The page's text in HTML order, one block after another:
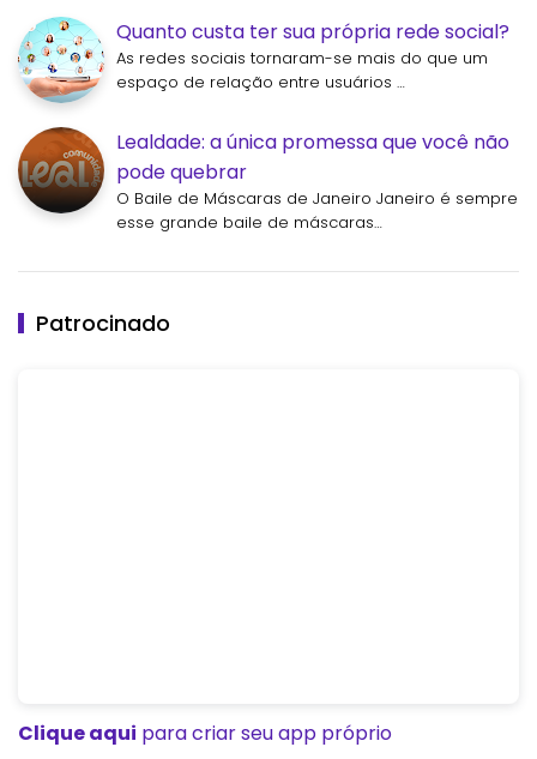
Quanto custa ter sua própria rede social?
As redes sociais tornaram-se mais do que um
espaço de relação entre usuários …
Lealdade: a única promessa que você não
pode quebrar
O Baile de Máscaras de Janeiro Janeiro é sempre
esse grande baile de máscaras…
Patrocinado
Clique aqui para criar seu app próprio